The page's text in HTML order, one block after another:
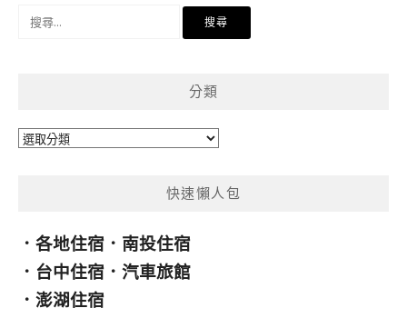
分類
分
快速懶人包
． 各地住宿 ． 南投住宿
． 台中住宿 ． 汽車旅館
． 澎湖住宿